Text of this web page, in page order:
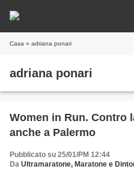
Casa » adriana ponari
adriana ponari
Women in Run. Contro
anche a Palermo
Pubblicato su 25/01/PM 12:44
Da Ultramaratone, Maratone e